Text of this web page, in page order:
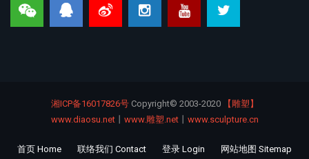
湘ICP备16017826号Copyright© 2003-2020
【雕塑】
www.diaosu.net丨 www.雕塑.net丨 www.sculpture.cn
首页 Home 联络我们 Contact 登录 Login 网站地图 Sitemap